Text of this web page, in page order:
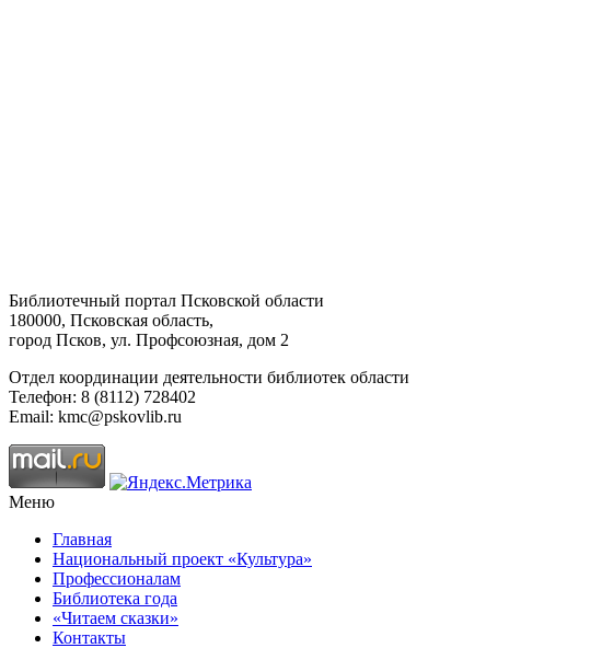
Библиотечный портал Псковской области
180000, Псковская область,
город Псков, ул. Профсоюзная, дом 2
Отдел координации деятельности библиотек области
Телефон: 8 (8112) 728402
Email: kmc@pskovlib.ru
Меню
Главная
Национальный проект «Культура»
Профессионалам
Библиотека года
«Читаем сказки»
Контакты